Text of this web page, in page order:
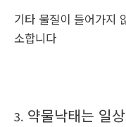
기타 물질이 들어가지
소합니다
3. 약물낙태는 일